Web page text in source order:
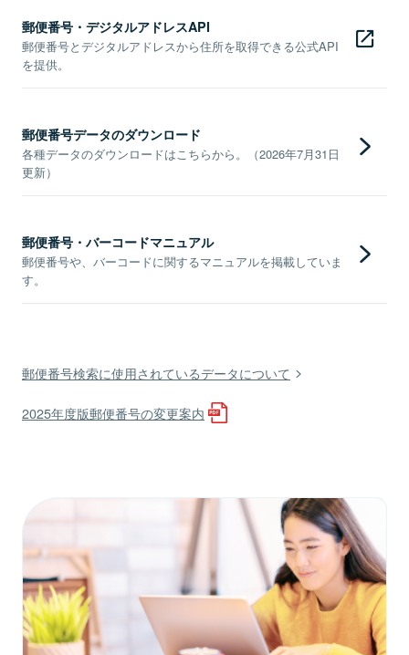
郵便番号・デジタルアドレスAPI
郵便番号とデジタルアドレスから住所を取得できる公式API
を提供。
郵便番号データのダウンロード
各種データのダウンロードはこちらから。（2026年7月31日
更新）
郵便番号・バーコードマニュアル
郵便番号や、バーコードに関するマニュアルを掲載していま
す。
郵便番号検索に使用されているデータについて
2025年度版郵便番号の変更案内